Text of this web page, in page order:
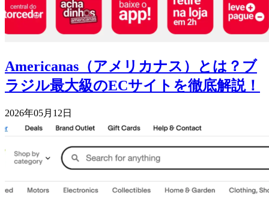
Americanas（アメリカナス）とは？ブ
ラジル最大級のECサイトを徹底解説！
2026年05月12日